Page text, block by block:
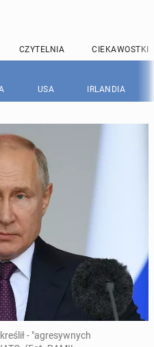
CZYTELNIA CIEKAWOSTKI
USA IRLANDIA
- "agresywnych